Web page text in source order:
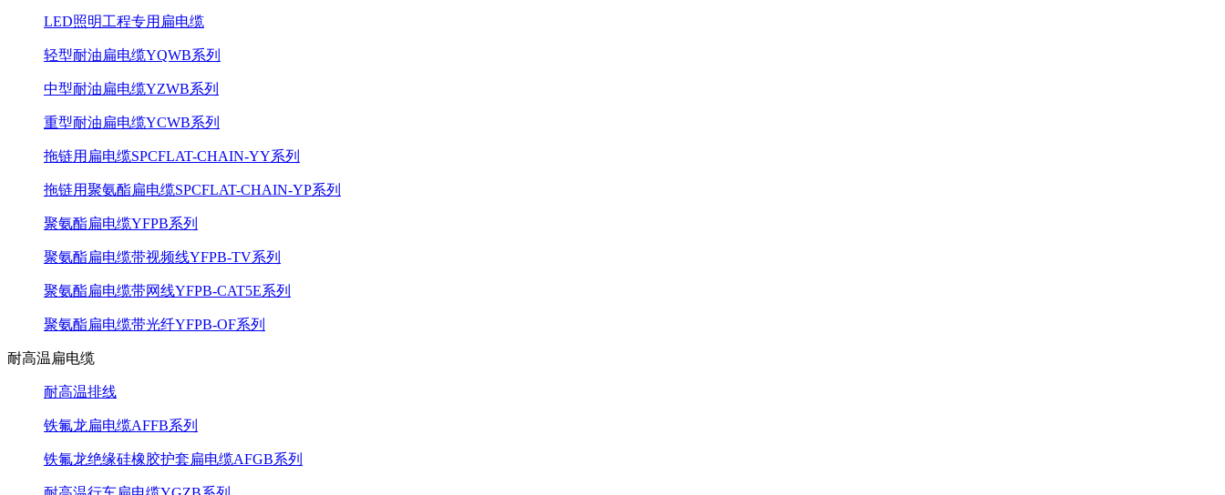
LED照明工程专用扁电缆
轻型耐油扁电缆YQWB系列
中型耐油扁电缆YZWB系列
重型耐油扁电缆YCWB系列
拖链用扁电缆SPCFLAT-CHAIN-YY系列
拖链用聚氨酯扁电缆SPCFLAT-CHAIN-YP系列
聚氨酯扁电缆YFPB系列
聚氨酯扁电缆带视频线YFPB-TV系列
聚氨酯扁电缆带网线YFPB-CAT5E系列
聚氨酯扁电缆带光纤YFPB-OF系列
耐高温扁电缆
耐高温排线
铁氟龙扁电缆AFFB系列
铁氟龙绝缘硅橡胶护套扁电缆AFGB系列